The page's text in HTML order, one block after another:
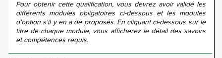
Pour obtenir cette qualification, vous devrez avoir validé les
différents modules obligatoires ci-dessous et les modules
d'option s'il y en a de proposés. En cliquant ci-dessous sur le
titre de chaque module, vous afficherez le détail des savoirs
et compétences requis.